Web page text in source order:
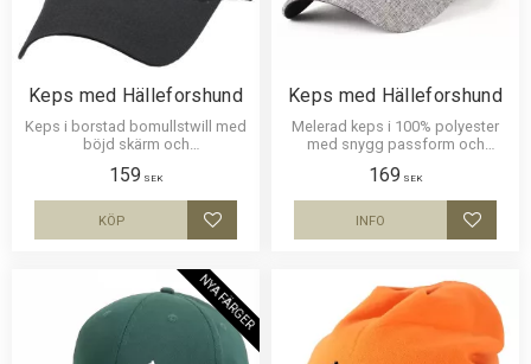
Keps med Hälleforshund
Keps i borstad bomullstwill med
böjd skärm och
siluettmotiv av en Hälleforshund.
159 SEK
Lägg till i favoriter
KÖP
Keps med Hälleforshund
Melerad keps i 100% polyester
med snygg passform och
Hälleforshund
169 SEK
Lägg
INFO
NYA FÄRGER